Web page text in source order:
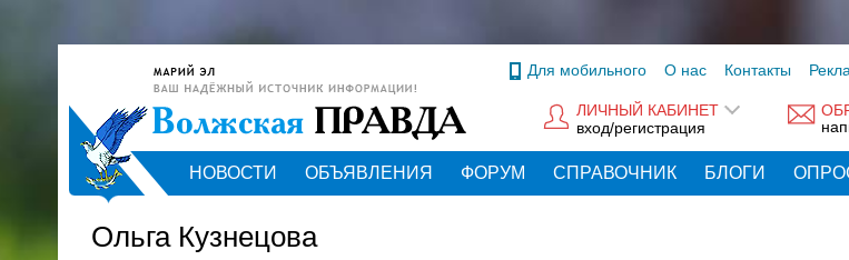
Для мобильного О нас Контакты
ЛИЧНЫЙ КАБИНЕТ
вход/регистрация
НОВОСТИ ОБЪЯВЛЕНИЯ ФОРУМ СПРАВОЧНИК БЛОГИ
Ольга Кузнецова